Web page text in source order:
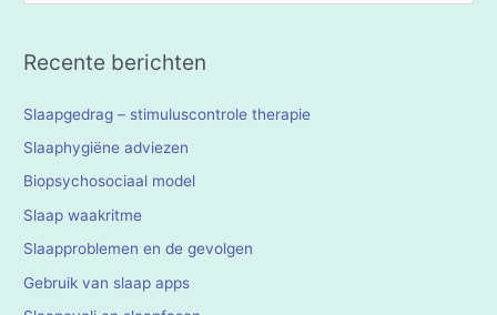
k
a
a
r
Recente berichten
Slaapgedrag – stimuluscontrole therapie
Slaaphygiëne adviezen
Biopsychosociaal model
Slaap waakritme
Slaapproblemen en de gevolgen
Gebruik van slaap apps